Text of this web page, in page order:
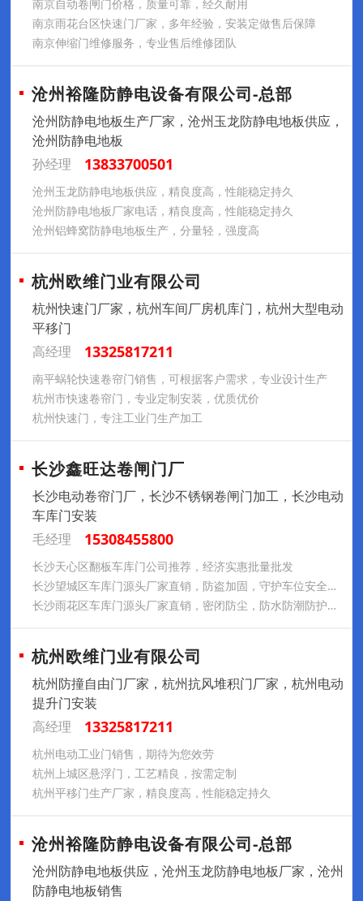
南京自动卷闸门价格，质量可靠，经久耐用
南京雨花台区快速门厂家，多年经验，安装定做售后保障
南京伸缩门维修服务，专业售后维修团队
沧州裕隆防静电设备有限公司-总部
沧州防静电地板生产厂家，沧州玉龙防静电地板供应，
沧州防静电地板
孙经理
13833700501
沧州玉龙防静电地板供应，精良度高，性能稳定持久
沧州防静电地板厂家电话，精良度高，性能稳定持久
沧州铝蜂窝防静电地板生产，分量轻，强度高
杭州欧维门业有限公司
杭州快速门厂家，杭州车间厂房机库门，杭州大型电动
平移门
高经理
13325817211
南平蜗轮快速卷帘门销售，可根据客户需求，专业设计生产
杭州市快速卷帘门，专业定制安装，优质优价
杭州快速门，专注工业门生产加工
长沙鑫旺达卷闸门厂
长沙电动卷帘门厂，长沙不锈钢卷闸门加工，长沙电动
车库门安装
毛经理
15308455800
长沙天心区翻板车库门公司推荐，经济实惠批量批发
长沙望城区车库门源头厂家直销，防盗加固，守护车位安全无忧
长沙雨花区车库门源头厂家直销，密闭防尘，防水防潮防护性强
杭州欧维门业有限公司
杭州防撞自由门厂家，杭州抗风堆积门厂家，杭州电动
提升门安装
高经理
13325817211
杭州电动工业门销售，期待为您效劳
杭州上城区悬浮门，工艺精良，按需定制
杭州平移门生产厂家，精良度高，性能稳定持久
沧州裕隆防静电设备有限公司-总部
沧州防静电地板供应，沧州玉龙防静电地板厂家，沧州
防静电地板销售